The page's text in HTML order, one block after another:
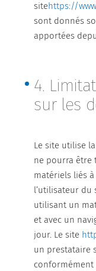
sitehttps://
sont donnés
apportées
4.
sur les
Le site utilise
ne pourra être
matériels liés
l’utilisateur du
utilisant un
et avec un
jour. Le site
un prestataire
conformément